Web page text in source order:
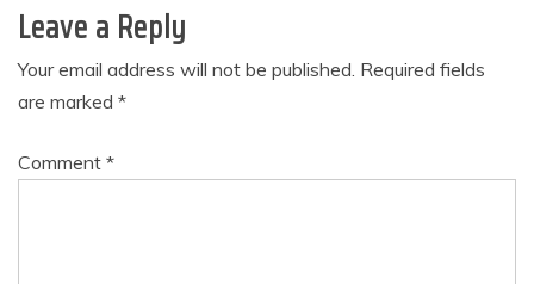
Leave a Reply
Your email address will not be published. Required fields
are marked *
Comment *